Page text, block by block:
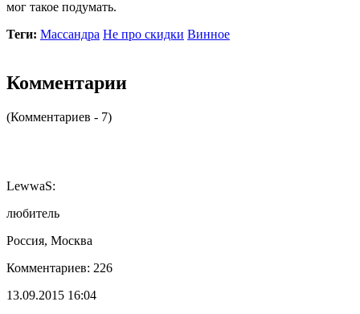
мог такое подумать.
Теги: Массандра Не про скидки Винное
Комментарии
(Комментариев - 7)
LewwaS:
любитель
Россия, Москва
Комментариев: 226
13.09.2015 16:04